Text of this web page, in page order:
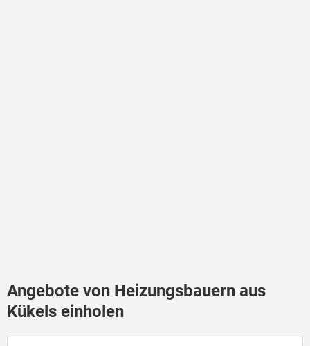
Angebote von Heizungsbauern aus
Kükels einholen